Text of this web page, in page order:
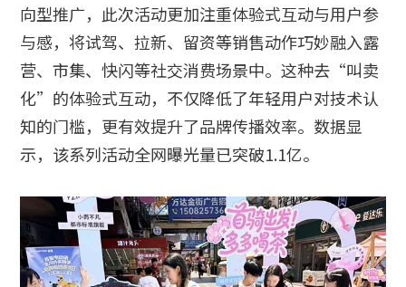
向型推广，此次活动更加注重体验式互动与用户参
与感，将试驾、拉新、留资等销售动作巧妙融入露
营、市集、快闪等社交消费场景中。这种去“叫卖
化”的体验式互动，不仅降低了年轻用户对技术认
知的门槛，更有效提升了品牌传播效率。数据显
示，该系列活动全网曝光量已突破1.1亿。